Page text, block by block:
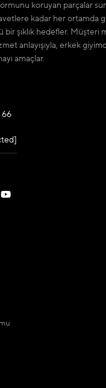
koruyan parçalar
kadar her ortamda
bir şıklık hedefler. Müşteri
anlayışıyla, erkek
amaçlar.
66